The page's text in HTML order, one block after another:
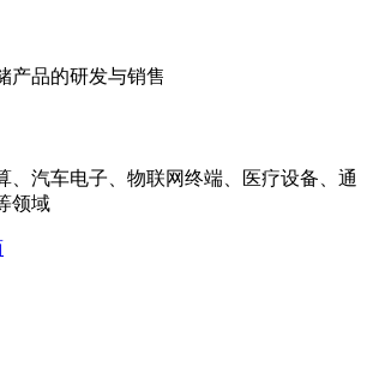
产品的研发与销售
、汽车电子、物联网终端、医疗设备、通
领域